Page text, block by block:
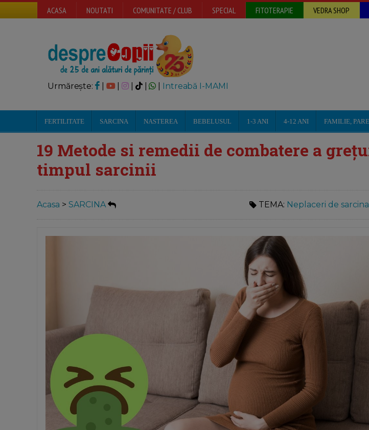
ACASA NOUTATI COMUNITATE / CLUB SPECIAL FITOTERAPIE VEDRA SHOP
Urmărește: | | Intreabă I-MAMI
FERTILITATE SARCINA NASTEREA BEBELUSUL 1-3 ANI 4-12 ANI FAMILIE,
19 Metode si remedii de combatere a
timpul sarcinii
Acasa > SARCINA TEMA: Neplaceri de sarcina